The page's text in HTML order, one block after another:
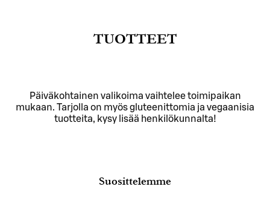
TUOTTEET
Päiväkohtainen valikoima vaihtelee toimipaikan
mukaan. Tarjolla on myös gluteenittomia ja vegaanisia
tuotteita, kysy lisää henkilökunnalta!
Suosittelemme